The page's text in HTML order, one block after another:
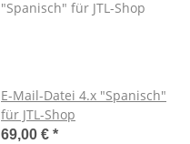
E-Mail-Datei 4.x "Spanisch"
für JTL-Shop
69,00 € *